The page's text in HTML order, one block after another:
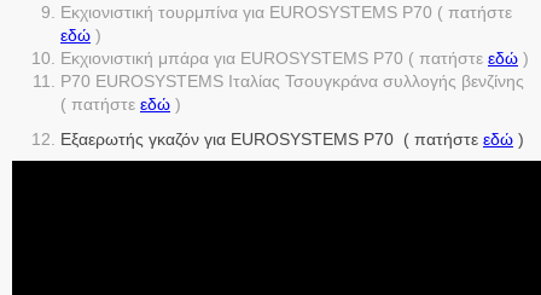
Εκχιονιστική τουρμπίνα για EUROSYSTEMS P70 ( πατήστε
εδώ )
Εκχιονιστική μπάρα για EUROSYSTEMS P70 ( πατήστε εδώ )
P70 EUROSYSTEMS Ιταλίας Τσουγκράνα συλλογής βενζίνης
( πατήστε εδώ )
Εξαερωτής γκαζόν για EUROSYSTEMS P70 ( πατήστε εδώ )